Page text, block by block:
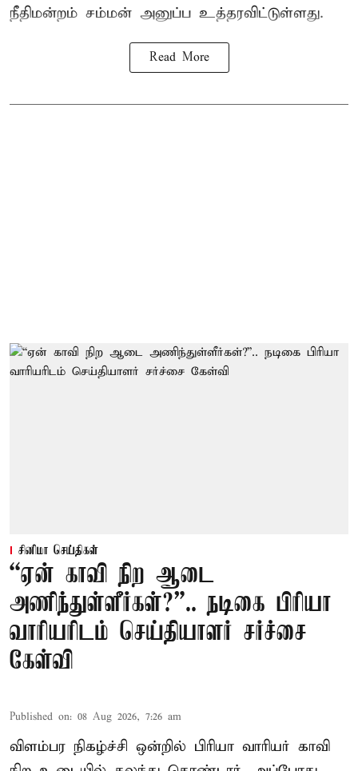
நீதிமன்றம் சம்மன் அனுப்ப உத்தரவிட்டுள்ளது.
Read More
சினிமா செய்திகள்
“ஏன் காவி நிற ஆடை
அணிந்துள்ளீர்கள்?”.. நடிகை பிரியா
வாரியரிடம் செய்தியாளர் சர்ச்சை
கேள்வி
Published on: 08 Aug 2026, 7:26 am
விளம்பர நிகழ்ச்சி ஒன்றில் பிரியா வாரியர் காவி